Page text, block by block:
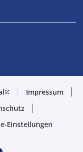
open_in_new
Impressum
Einstellungen